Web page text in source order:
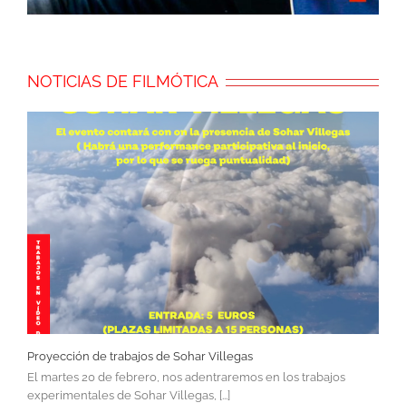
NOTICIAS DE FILMÓTICA
Proyección de trabajos de Sohar Villegas
El martes 20 de febrero, nos adentraremos en los trabajos
experimentales de Sohar Villegas, [...]